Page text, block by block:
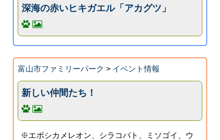
深海の赤いヒキガエル「アカグツ」
富山市ファミリーパーク > イベント情報
新しい仲間たち！
※エボシカメレオン、シラコバト、ミソゴイ、ウ